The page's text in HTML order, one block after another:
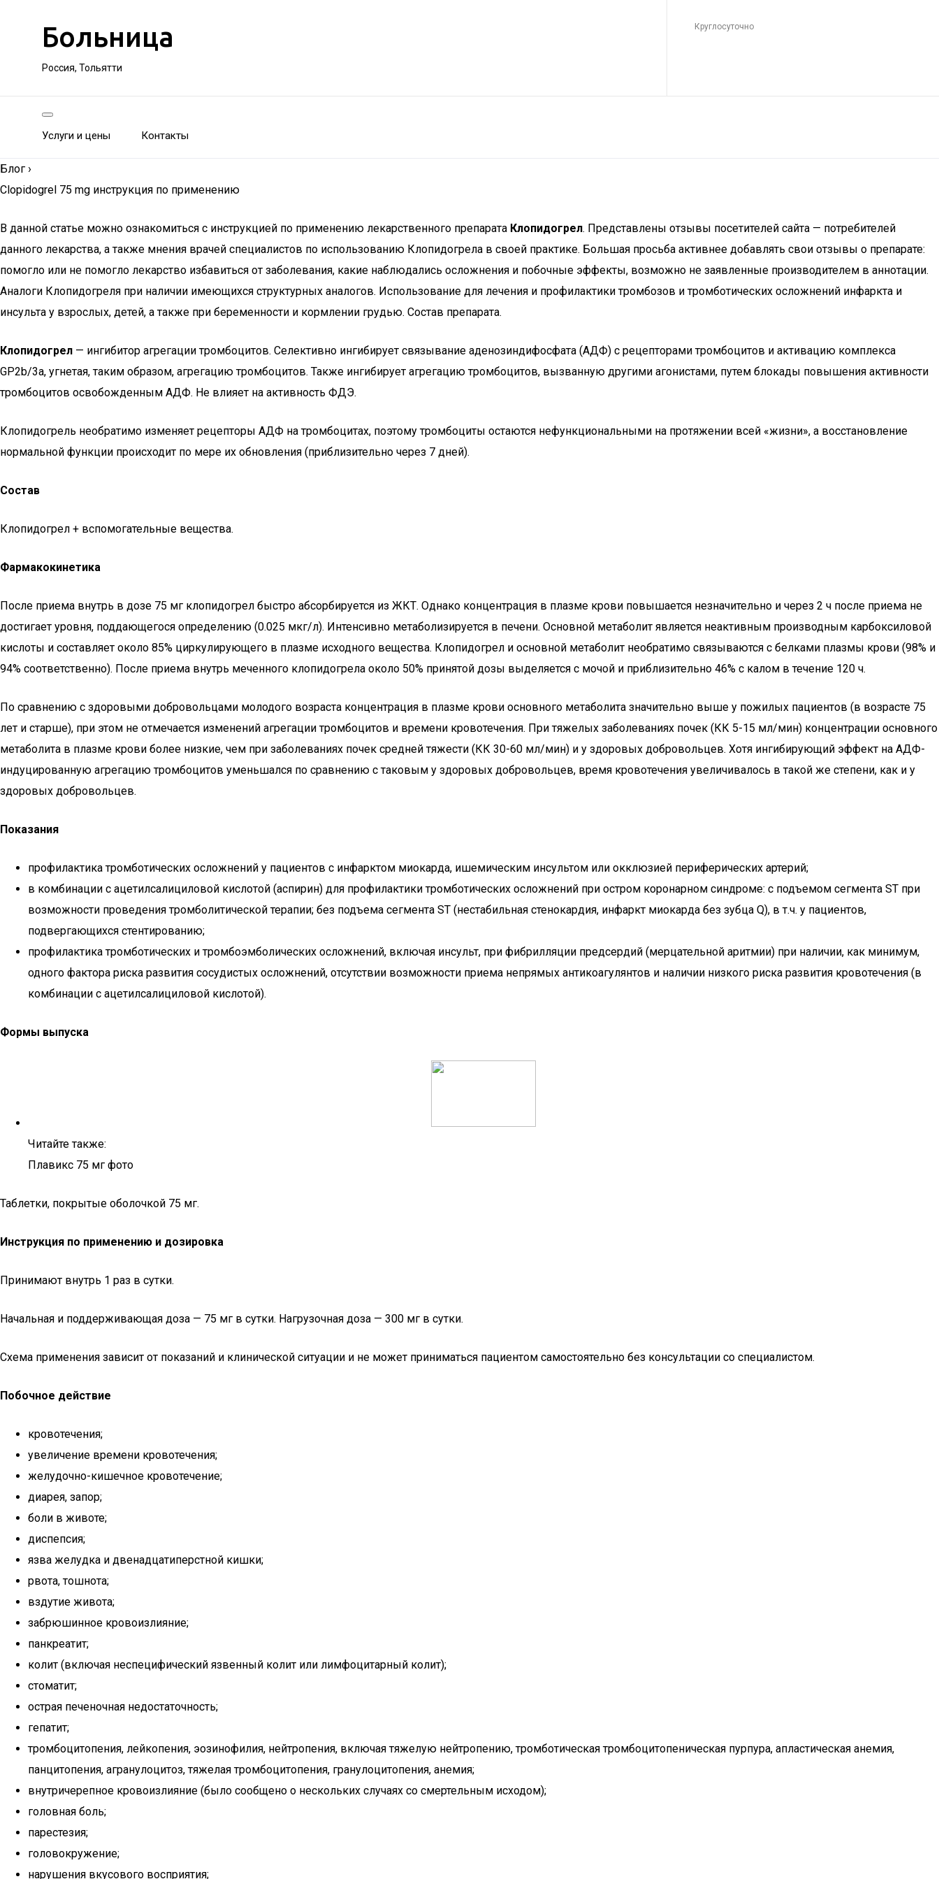
Больница
Россия, Тольятти
Круглосуточно
Услуги и цены Контакты
Блог ›
Clopidogrel 75 mg инструкция по применению
В данной статье можно ознакомиться с инструкцией по применению лекарственного препарата Клопидогрел. Представлены отзывы посетителей сайта — потребителей
данного лекарства, а также мнения врачей специалистов по использованию Клопидогрела в своей практике. Большая просьба активнее добавлять свои отзывы о препарате:
помогло или не помогло лекарство избавиться от заболевания, какие наблюдались осложнения и побочные эффекты, возможно не заявленные производителем в аннотации.
Аналоги Клопидогреля при наличии имеющихся структурных аналогов. Использование для лечения и профилактики тромбозов и тромботических осложнений инфаркта и
инсульта у взрослых, детей, а также при беременности и кормлении грудью. Состав препарата.
Клопидогрел — ингибитор агрегации тромбоцитов. Селективно ингибирует связывание аденозиндифосфата (АДФ) с рецепторами тромбоцитов и активацию комплекса
GP2b/3a, угнетая, таким образом, агрегацию тромбоцитов. Также ингибирует агрегацию тромбоцитов, вызванную другими агонистами, путем блокады повышения активности
тромбоцитов освобожденным АДФ. Не влияет на активность ФДЭ.
Клопидогрель необратимо изменяет рецепторы АДФ на тромбоцитах, поэтому тромбоциты остаются нефункциональными на протяжении всей «жизни», а восстановление
нормальной функции происходит по мере их обновления (приблизительно через 7 дней).
Состав
Клопидогрел + вспомогательные вещества.
Фармакокинетика
После приема внутрь в дозе 75 мг клопидогрел быстро абсорбируется из ЖКТ. Однако концентрация в плазме крови повышается незначительно и через 2 ч после приема не
достигает уровня, поддающегося определению (0.025 мкг/л). Интенсивно метаболизируется в печени. Основной метаболит является неактивным производным карбоксиловой
кислоты и составляет около 85% циркулирующего в плазме исходного вещества. Клопидогрел и основной метаболит необратимо связываются с белками плазмы крови (98% и
94% соответственно). После приема внутрь меченного клопидогрела около 50% принятой дозы выделяется с мочой и приблизительно 46% с калом в течение 120 ч.
По сравнению с здоровыми добровольцами молодого возраста концентрация в плазме крови основного метаболита значительно выше у пожилых пациентов (в возрасте 75
лет и старше), при этом не отмечается изменений агрегации тромбоцитов и времени кровотечения. При тяжелых заболеваниях почек (КК 5-15 мл/мин) концентрации основного
метаболита в плазме крови более низкие, чем при заболеваниях почек средней тяжести (КК 30-60 мл/мин) и у здоровых добровольцев. Хотя ингибирующий эффект на АДФ-
индуцированную агрегацию тромбоцитов уменьшался по сравнению с таковым у здоровых добровольцев, время кровотечения увеличивалось в такой же степени, как и у
здоровых добровольцев.
Показания
профилактика тромботических осложнений у пациентов с инфарктом миокарда, ишемическим инсультом или окклюзией периферических артерий;
в комбинации с ацетилсалициловой кислотой (аспирин) для профилактики тромботических осложнений при остром коронарном синдроме: с подъемом сегмента ST при
возможности проведения тромболитической терапии; без подъема сегмента ST (нестабильная стенокардия, инфаркт миокарда без зубца Q), в т.ч. у пациентов,
подвергающихся стентированию;
профилактика тромботических и тромбоэмболических осложнений, включая инсульт, при фибрилляции предсердий (мерцательной аритмии) при наличии, как минимум,
одного фактора риска развития сосудистых осложнений, отсутствии возможности приема непрямых антикоагулянтов и наличии низкого риска развития кровотечения (в
комбинации с ацетилсалициловой кислотой).
Формы выпуска
Читайте также:
Плавикс 75 мг фото
Таблетки, покрытые оболочкой 75 мг.
Инструкция по применению и дозировка
Принимают внутрь 1 раз в сутки.
Начальная и поддерживающая доза — 75 мг в сутки. Нагрузочная доза — 300 мг в сутки.
Схема применения зависит от показаний и клинической ситуации и не может приниматься пациентом самостоятельно без консультации со специалистом.
Побочное действие
кровотечения;
увеличение времени кровотечения;
желудочно-кишечное кровотечение;
диарея, запор;
боли в животе;
диспепсия;
язва желудка и двенадцатиперстной кишки;
рвота, тошнота;
вздутие живота;
забрюшинное кровоизлияние;
панкреатит;
колит (включая неспецифический язвенный колит или лимфоцитарный колит);
стоматит;
острая печеночная недостаточность;
гепатит;
тромбоцитопения, лейкопения, эозинофилия, нейтропения, включая тяжелую нейтропению, тромботическая тромбоцитопеническая пурпура, апластическая анемия,
панцитопения, агранулоцитоз, тяжелая тромбоцитопения, гранулоцитопения, анемия;
внутричерепное кровоизлияние (было сообщено о нескольких случаях со смертельным исходом);
головная боль;
парестезия;
головокружение;
нарушения вкусового восприятия;